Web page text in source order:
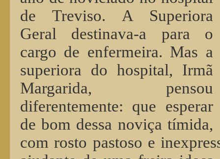
de Treviso. A Superiora
Geral destinava-a para o
cargo de enfermeira. Mas a
superiora do hospital, Irmã
Margarida, pensou
diferentemente: que esperar
de bom dessa noviça tímida,
com rosto pastoso e